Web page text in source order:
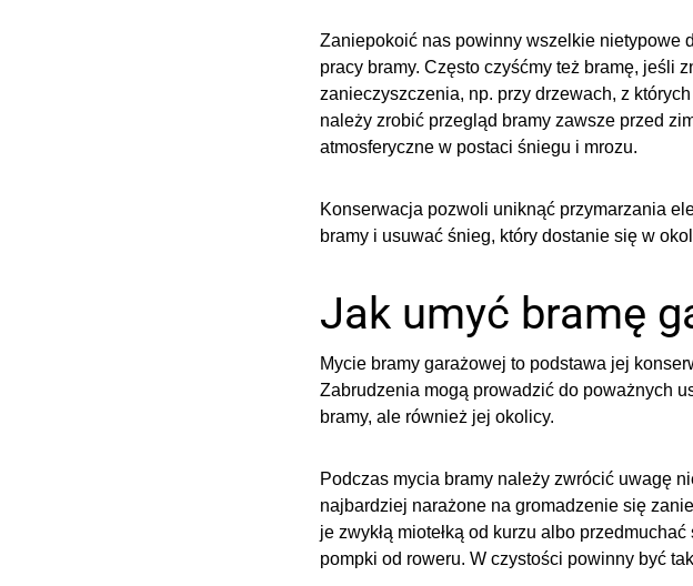
Zaniepokoić nas powinny wszelkie nietypowe
pracy bramy. Często czyśćmy też bramę, jeśli
zanieczyszczenia, np. przy drzewach, z
należy zrobić przegląd bramy zawsze przed
atmosferyczne w postaci śniegu i mrozu.
Konserwacja pozwoli uniknąć przymarzania
bramy i usuwać śnieg, który dostanie się w
Jak umyć bramę
Mycie bramy garażowej to podstawa jej
Zabrudzenia mogą prowadzić do poważnych
bramy, ale również jej okolicy.
Podczas mycia bramy należy zwrócić uwagę
najbardziej narażone na gromadzenie się
je zwykłą miotełką od kurzu albo
pompki od roweru. W czystości powinny być